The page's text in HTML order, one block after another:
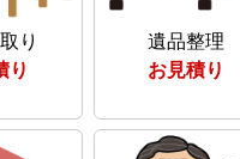
り
り
遺品整理
お見積り